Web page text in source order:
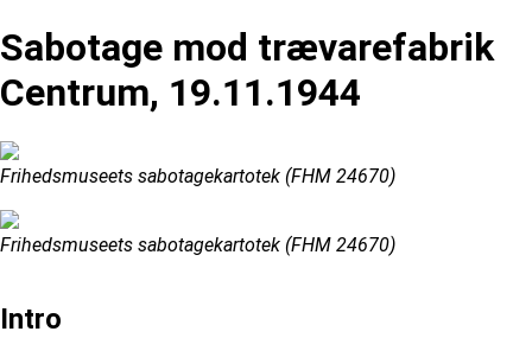
Sabotage mod trævarefabrik
Centrum, 19.11.1944
Frihedsmuseets sabotagekartotek (FHM 24670)
Frihedsmuseets sabotagekartotek (FHM 24670)
Intro